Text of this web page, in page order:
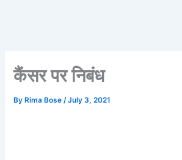
कैंसर पर निबंध
By Rima Bose/July 3, 2021